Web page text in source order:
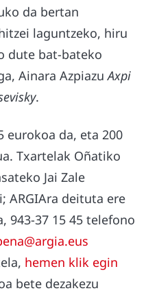
da bertan
laguntzeko, hiru
dute bat-bateko
Ainara AzpiazuAxpi
.
eurokoa da, eta 200
Txartelak Oñatiko
Jai Zale
ARGIAra deituta ere
943-37 15 45 telefono
hemen klik egin
bete dezakezu